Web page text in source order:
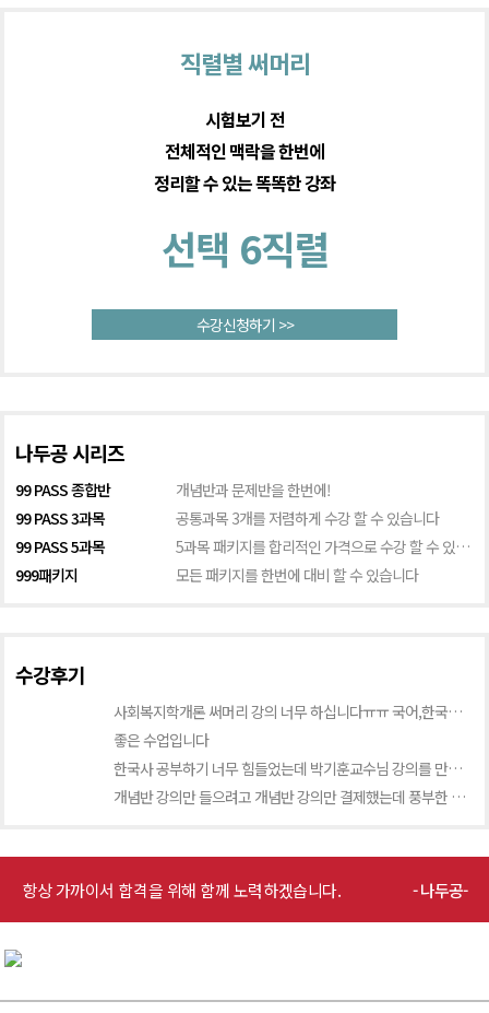
직렬별 써머리
시험보기 전
전체적인 맥락을 한번에
정리할 수 있는 똑똑한 강좌
선택 6직렬
수강신청하기 >>
나두공 시리즈
99 PASS 종합반
개념반과 문제반을 한번에!
99 PASS 3과목
공통과목 3개를 저렴하게 수강 할 수 있습니다
99 PASS 5과목
5과목 패키지를 합리적인 가격으로 수강 할 수 있습니다.
999패키지
모든 패키지를 한번에 대비 할 수 있습니다
수강후기
사회복지학개론 써머리 강의 너무 하십니다ㅠㅠ 국어,한국사,영어,행정법 강의는 그래도 나름 괜찮았는데, 사회복지 개론 강의는 그냥 읽는 수...
좋은 수업입니다
한국사 공부하기 너무 힘들었는데 박기훈교수님 강의를 만나고 한국사가 힘들지 않고 너무 재밌습니다. 교수님이 부르는 노래 저도 모르게 따라 ...
개념반 강의만 들으려고 개념반 강의만 결제했는데 풍부한 작품설명과 문제 풀 때 포인트를 잘 알려주셔서 좋았어요. 문제반 강의도 결제했습니다...
항상 가까이서 합격을 위해 함께 노력하겠습니다. - 나두공-